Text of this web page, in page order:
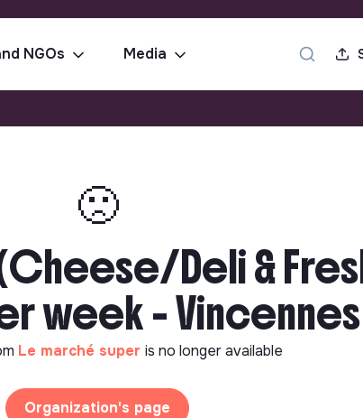
NGOs Media
🙁
Deli &
week -
Le marché super is no longer available
Organization's page